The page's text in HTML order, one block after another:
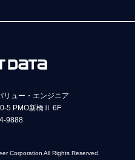
リュー・エンジニア
5 PMO新橋Ⅱ 6F
9888
Corporation All Rights Reserved.